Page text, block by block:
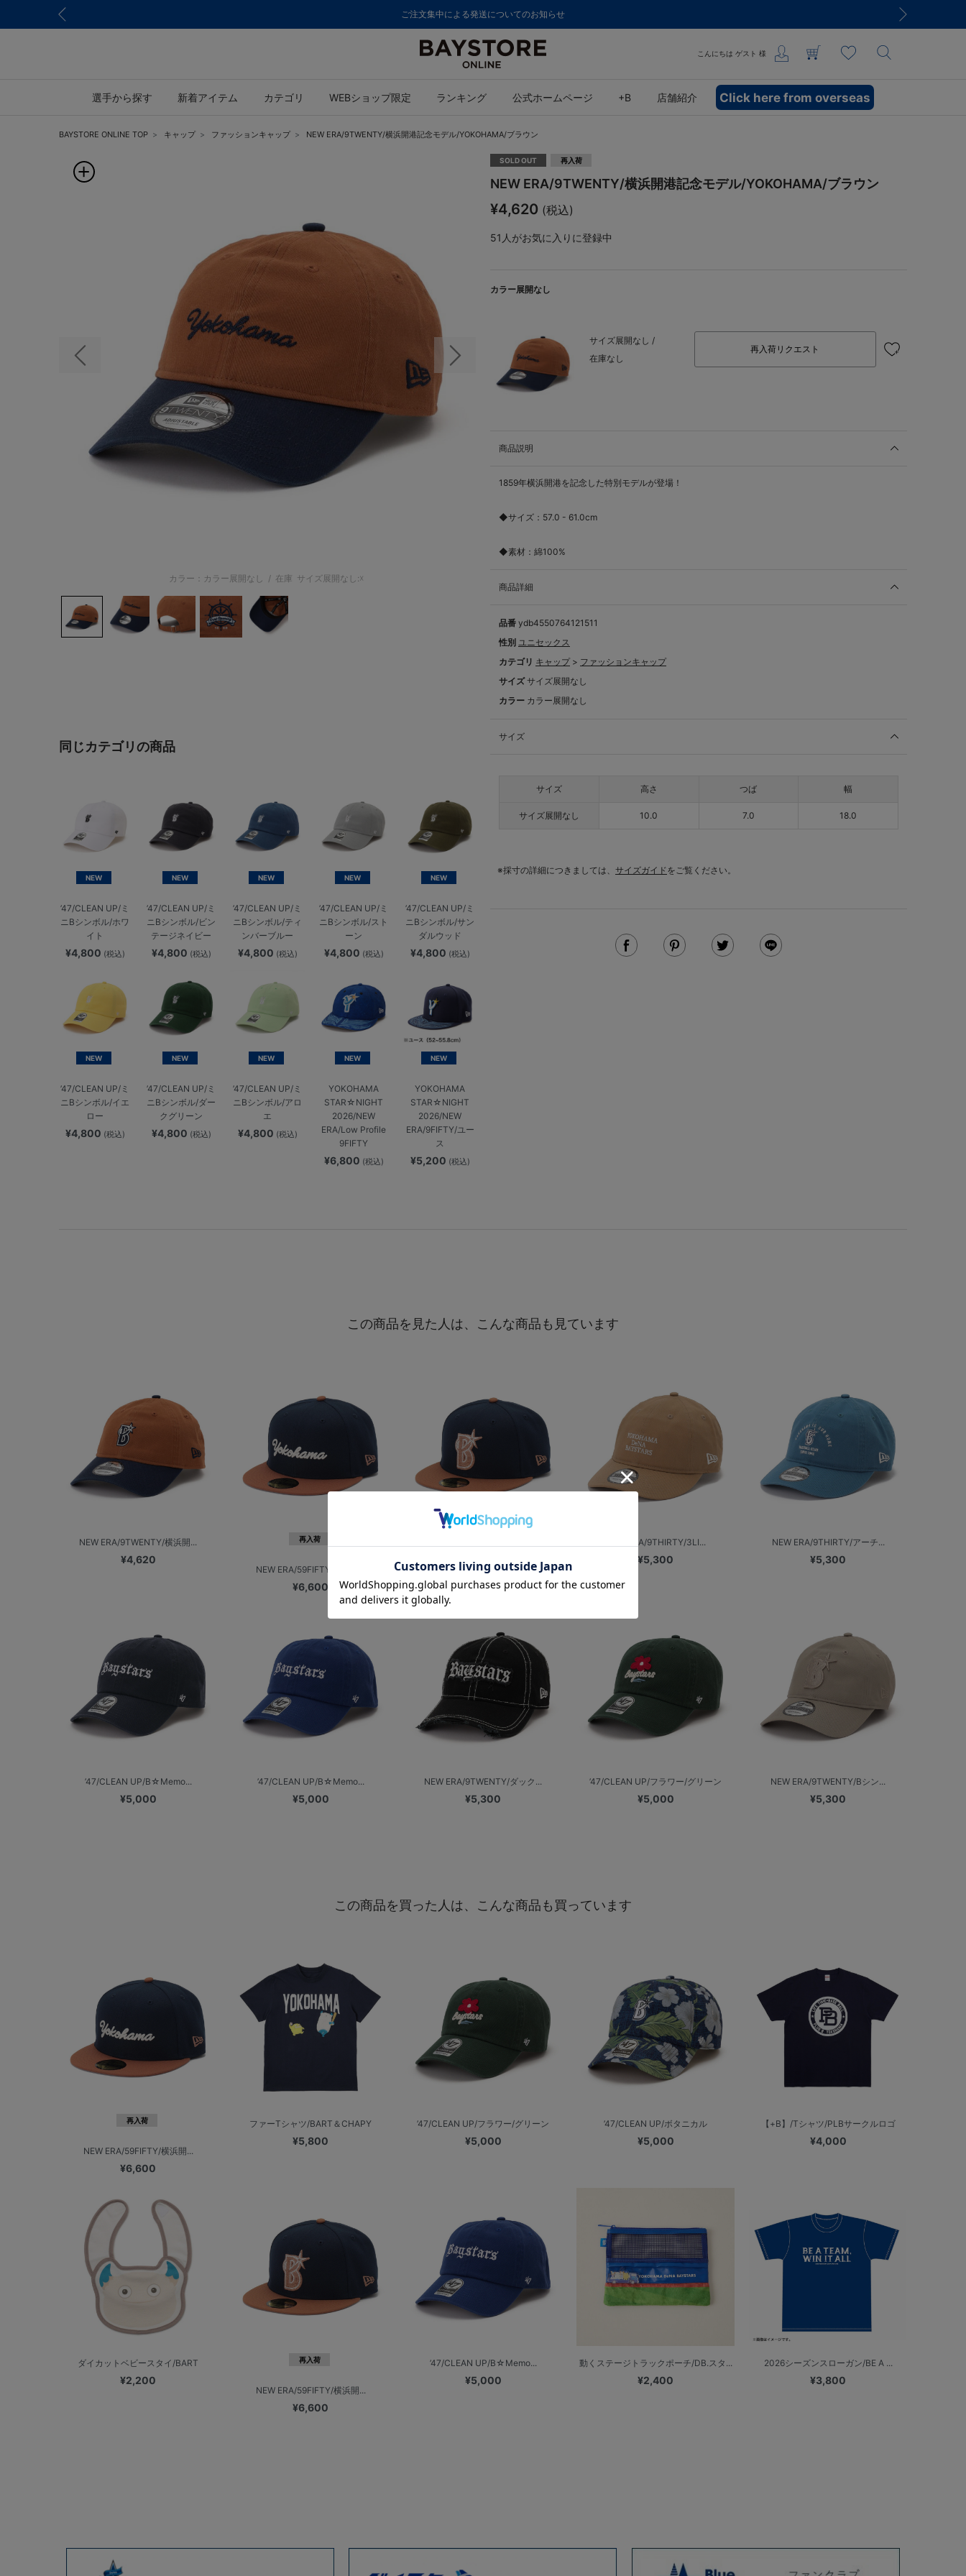
ご注文集中による発送についてのお知らせ
こんにちは ゲスト 様
選手から探す 新着アイテム カテゴリ WEBショップ限定 ランキング 公式ホームページ +B 店舗紹介 Click here from overseas
BAYSTORE ONLINE TOP キャップ ファッションキャップ NEW ERA/9TWENTY/横浜開港記念モデル/YOKOHAMA/ブラウン
前の画像 次の画像
カラー：カラー展開なし / 在庫 サイズ展開なし:☓
同じカテゴリの商品
NEW
’47/CLEAN UP/ミ
ニBシンボル/ホワ
イト
¥4,800 (税込)
NEW
’47/CLEAN UP/ミ
ニBシンボル/ビン
テージネイビー
¥4,800 (税込)
NEW
’47/CLEAN UP/ミ
ニBシンボル/ティ
ンバーブルー
¥4,800 (税込)
NEW
’47/CLEAN UP/ミ
ニBシンボル/スト
ーン
¥4,800 (税込)
NEW
’47/CLEAN UP/ミ
ニBシンボル/サン
ダルウッド
¥4,800 (税込)
NEW
’47/CLEAN UP/ミ
ニBシンボル/イエ
ロー
¥4,800 (税込)
NEW
’47/CLEAN UP/ミ
ニBシンボル/ダー
クグリーン
¥4,800 (税込)
NEW
’47/CLEAN UP/ミ
ニBシンボル/アロ
エ
¥4,800 (税込)
NEW
YOKOHAMA
STAR☆NIGHT
2026/NEW
ERA/Low Profile
9FIFTY
¥6,800 (税込)
NEW
YOKOHAMA
STAR☆NIGHT
2026/NEW
ERA/9FIFTY/ユー
ス
¥5,200 (税込)
SOLD OUT 再入荷
NEW ERA/9TWENTY/横浜開港記念モデル/YOKOHAMA/ブラウン
¥4,620 (税込)
51 人がお気に入りに登録中
カラー展開なし
サイズ展開なし /
在庫なし
再入荷リクエスト
商品説明
1859年横浜開港を記念した特別モデルが登場！
◆サイズ：57.0 - 61.0cm
◆素材：綿100%
商品詳細
品番 ydb4550764121511
性別 ユニセックス
カテゴリ キャップ > ファッションキャップ
サイズ サイズ展開なし
カラー カラー展開なし
サイズ
サイズ 高さ つば 幅
サイズ展開なし 10.0 7.0 18.0
※採寸の詳細につきましては、 サイズガイドをご覧ください。
この商品を見た人は、こんな商品も見ています
NEW ERA/9TWENTY/横浜開...
¥4,620
再入荷
NEW ERA/59FIFTY/横浜開...
¥6,600
NEW ERA/59FIFTY/横浜開...
¥6,600
NEW ERA/9THIRTY/3LI...
¥5,300
NEW ERA/9THIRTY/アーチ...
¥5,300
’47/CLEAN UP/B☆Memo...
¥5,000
’47/CLEAN UP/B☆Memo...
¥5,000
NEW ERA/9TWENTY/ダック...
¥5,300
’47/CLEAN UP/フラワー/グリーン
¥5,000
NEW ERA/9TWENTY/Bシン...
¥5,300
この商品を買った人は、こんな商品も買っています
再入荷
NEW ERA/59FIFTY/横浜開...
¥6,600
ファーTシャツ/BART＆CHAPY
¥5,800
’47/CLEAN UP/フラワー/グリーン
¥5,000
’47/CLEAN UP/ボタニカル
¥5,000
【+B】/Tシャツ/PLBサークルロゴ
¥4,000
ダイカットベビースタイ/BART
¥2,200
再入荷
NEW ERA/59FIFTY/横浜開...
¥6,600
’47/CLEAN UP/B☆Memo...
¥5,000
動くステージトラックポーチ/DB.スタ...
¥2,400
2026シーズンスローガン/BE A ...
¥3,800